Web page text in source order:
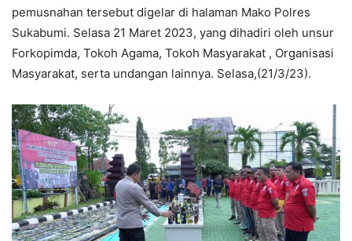
pemusnahan tersebut digelar di halaman Mako Polres
Sukabumi. Selasa 21 Maret 2023, yang dihadiri oleh unsur
Forkopimda, Tokoh Agama, Tokoh Masyarakat , Organisasi
Masyarakat, serta undangan lainnya. Selasa,(21/3/23).